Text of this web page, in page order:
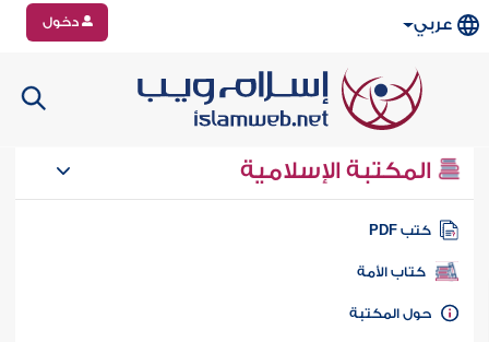
عربي دخول
المكتبة الإسلامية
كتب PDF
كتاب الأمة